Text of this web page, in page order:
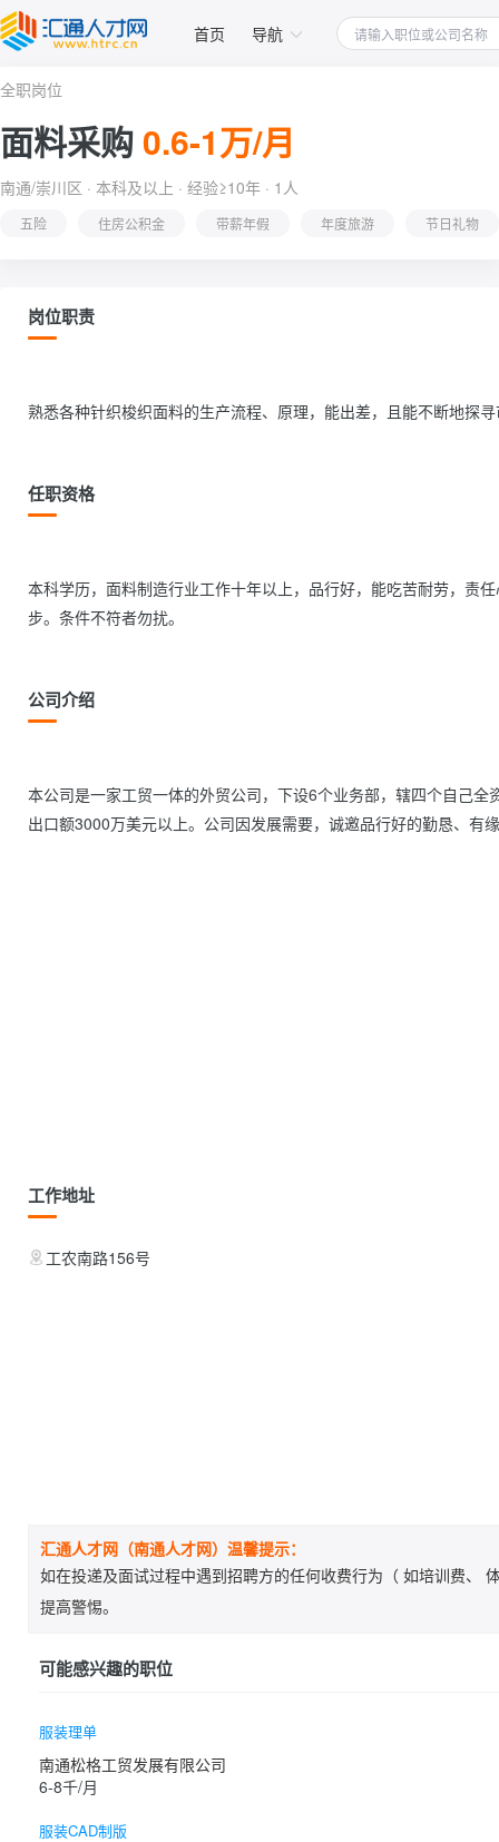
首页 导航
全职岗位
面料采购0.6-1万/月
南通/崇川区 · 本科及以上 · 经验≥10年 · 1人
五险 住房公积金 带薪年假 年度旅游 节日礼物
岗位职责
熟悉各种针织梭织面料的生产流程、原理，能出差，且能不
任职资格
本科学历，面料制造行业工作十年以上，品行好，能吃苦耐劳，责
步。条件不符者勿扰。
公司介绍
本公司是一家工贸一体的外贸公司，下设6个业务部，辖四个自己
出口额3000万美元以上。公司因发展需要，诚邀品行好的勤恳、有
工作地址
工农南路156号
汇通人才网（南通人才网）温馨提示：
如在投递及面试过程中遇到招聘方的任何收费行为（ 如培训费、
提高警惕。
可能感兴趣的职位
服装理单
南通松格工贸发展有限公司
6-8千/月
服装CAD制版